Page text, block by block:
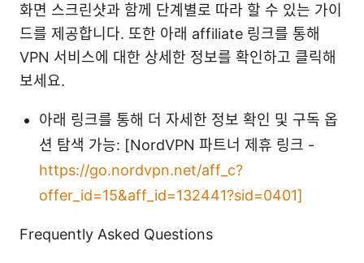
화면 스크린샷과 함께 단계별로 따라 할 수 있는 가이
드를 제공합니다. 또한 아래 affiliate 링크를 통해
VPN 서비스에 대한 상세한 정보를 확인하고 클릭해
보세요.
아래 링크를 통해 더 자세한 정보 확인 및 구독 옵
션 탐색 가능: [NordVPN 파트너 제휴 링크 -
https://go.nordvpn.net/aff_c?
offer_id=15&aff_id=132441?sid=0401]
Frequently Asked Questions